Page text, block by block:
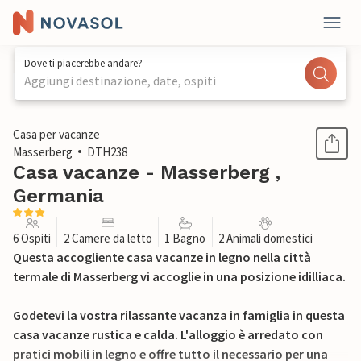
Dove ti piacerebbe andare?
Aggiungi destinazione, date, ospiti
1 / 22
Casa per vacanze
Masserberg
DTH238
Casa vacanze - Masserberg ,
Germania
6 Ospiti 2 Camere da letto 1 Bagno 2 Animali domestici
Questa accogliente casa vacanze in legno nella città
termale di Masserberg vi accoglie in una posizione idilliaca.
Godetevi la vostra rilassante vacanza in famiglia in questa
casa vacanze rustica e calda. L'alloggio è arredato con
pratici mobili in legno e offre tutto il necessario per una